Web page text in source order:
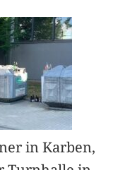
in Karben,